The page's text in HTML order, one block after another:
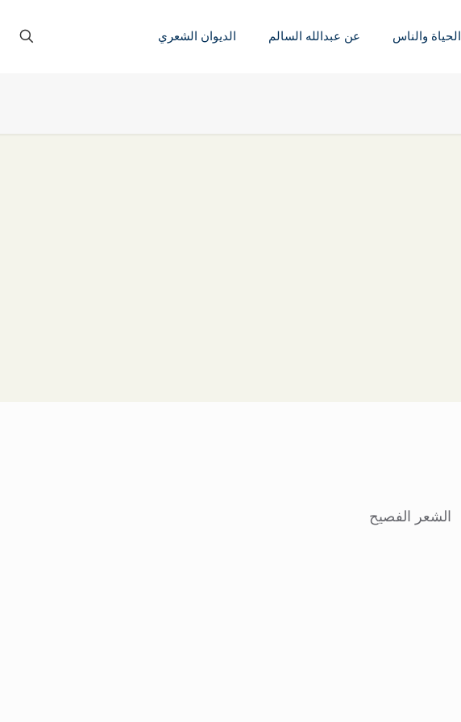
الحياة والناس عن عبدالله السالم الديوان الشعري
الشعر الفصيح